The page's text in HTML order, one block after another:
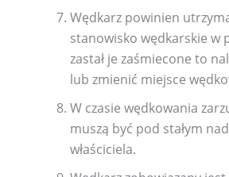
Wędkarz powinien
stanowisko wędkarskie w
zastał je zaśmiecone to
lub zmienić miejsce
W czasie wędkowania
muszą być pod stałym
właściciela.